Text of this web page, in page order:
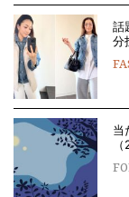
話
分
当